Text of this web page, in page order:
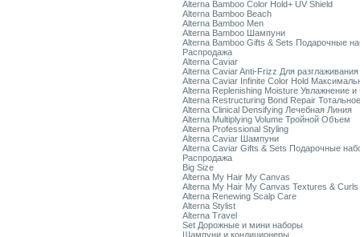
Alterna Bamboo Color Hold+ UV Shield
Alterna Bamboo Beach
Alterna Bamboo Men
Alterna Bamboo Шампуни
Alterna Bamboo Gifts & Sets Подарочные
Распродажа
Alterna Caviar
Alterna Caviar Anti-Frizz Для
Alterna Caviar Infinite Color Hold
Alterna Replenishing Moisture Увлажнение и
Alterna Restructuring Bond Repair
Alterna Clinical Densifying Лечебная Линия
Alterna Multiplying Volume Тройной Объем
Alterna Professional Styling
Alterna Caviar Шампуни
Alterna Caviar Gifts & Sets Подарочные
Распродажа
Big Size
Alterna My Hair My Canvas
Alterna My Hair My Canvas Textures & Curls
Alterna Renewing Scalp Care
Alterna Stylist
Alterna Travel
Set Дорожные и мини наборы
Шампуни и кондиционеры